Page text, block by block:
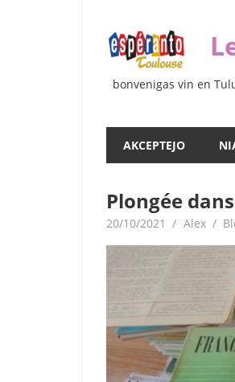
enhavo
bonvenigas vin en
AKCEPTEJO
Plongée
20/10/2021 Alex